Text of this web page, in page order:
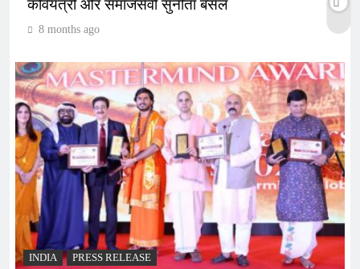
कवियत्री और समाजसेवी सुनीता बंसल
8 months ago
INDIA PRESS RELEASE